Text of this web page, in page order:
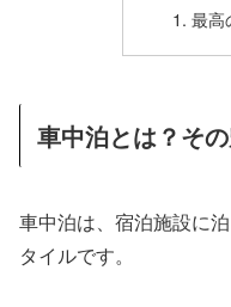
最高
車中泊とは？そ
車中泊は、宿泊施設に
タイルです。